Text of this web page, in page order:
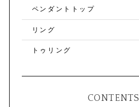
ペンダントトップ
リング
トゥリング
CONTENTS